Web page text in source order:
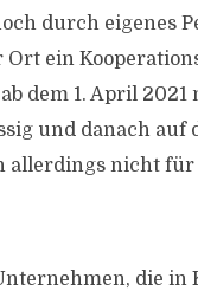
durch eigenes
ein
dem 1. April 2021
und danach auf
allerdings nicht
die in